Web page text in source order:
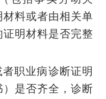
料或者由相关单
明材料是否完整
者职业病诊断证明
是否齐全，诊断